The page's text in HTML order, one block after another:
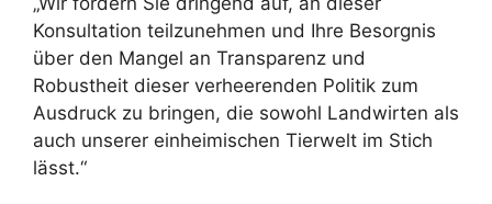
Konsultation teilzunehmen und Ihre Besorgnis
über den Mangel an Transparenz und
Robustheit dieser verheerenden Politik zum
Ausdruck zu bringen, die sowohl Landwirten als
auch unserer einheimischen Tierwelt im Stich
lässt.“